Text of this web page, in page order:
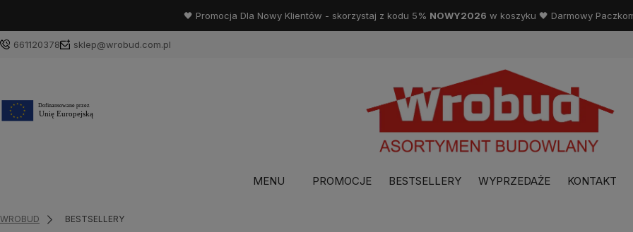
🖤 Promocja Dla Nowy Klientów - skorzystaj z kodu 5% NOWY2026 w koszyku 🖤 Darmowy
661120378 sklep@wrobud.com.pl
MENU PROMOCJE BESTSELLERY WYPRZEDAŻE KONTAKT
WROBUD BESTSELLERY